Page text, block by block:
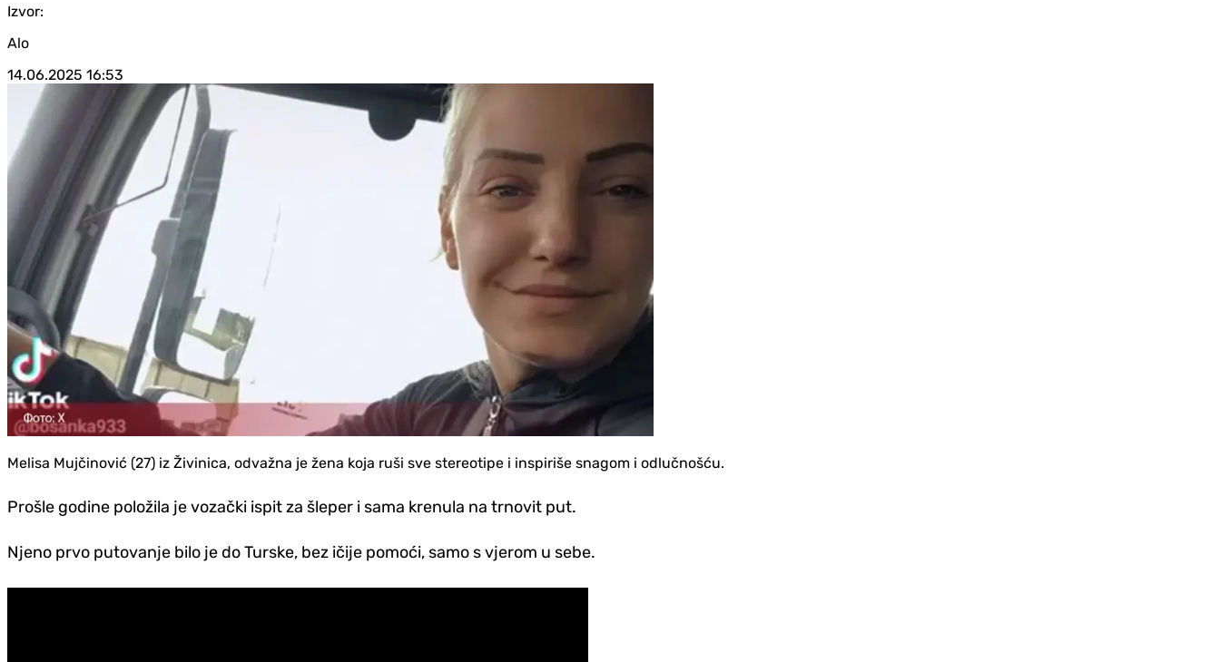
Izvor:
Alo
14.06.2025 16:53
Melisa Mujčinović (27) iz Živinica, odvažna je žena koja ruši sve stereotipe i inspiriše snagom i odlučnošću.
Prošle godine položila je vozački ispit za šleper i sama krenula na trnovit put.
Njeno prvo putovanje bilo je do Turske, bez ičije pomoći, samo s vjerom u sebe.